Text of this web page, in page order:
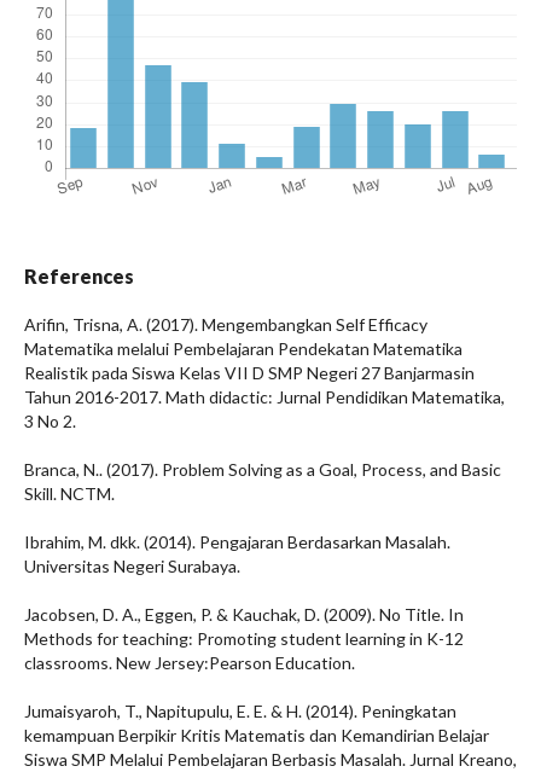
References
Arifin, Trisna, A. (2017). Mengembangkan Self Efficacy
Matematika melalui Pembelajaran Pendekatan Matematika
Realistik pada Siswa Kelas VII D SMP Negeri 27 Banjarmasin
Tahun 2016-2017. Math didactic: Jurnal Pendidikan Matematika,
3 No 2.
Branca, N.. (2017). Problem Solving as a Goal, Process, and Basic
Skill. NCTM.
Ibrahim, M. dkk. (2014). Pengajaran Berdasarkan Masalah.
Universitas Negeri Surabaya.
Jacobsen, D. A., Eggen, P. & Kauchak, D. (2009). No Title. In
Methods for teaching: Promoting student learning in K-12
classrooms. New Jersey:Pearson Education.
Jumaisyaroh, T., Napitupulu, E. E. & H. (2014). Peningkatan
kemampuan Berpikir Kritis Matematis dan Kemandirian Belajar
Siswa SMP Melalui Pembelajaran Berbasis Masalah. Jurnal Kreano,